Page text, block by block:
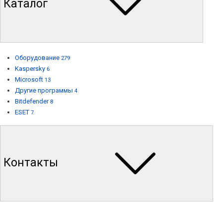
Каталог
Оборудование 279
Kaspersky 6
Microsoft 13
Другие программы 4
Bitdefender 8
ESET 7
Контакты